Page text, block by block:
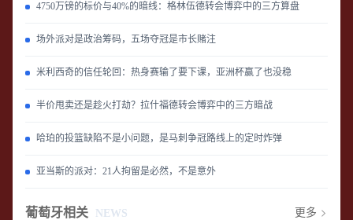
4750万镑的标价与40%的暗线：格林伍德转会博弈中的三方算盘
场外派对是政治筹码，五场夺冠是市长赌注
米利西奇的信任轮回：热身赛输了要下课，亚洲杯赢了也没稳
半价甩卖还是趁火打劫？拉什福德转会博弈中的三方暗战
哈珀的投篮缺陷不是小问题，是马刺争冠路线上的定时炸弹
亚当斯的派对：21人拘留是必然，不是意外
葡萄牙相关 NEWS 更多